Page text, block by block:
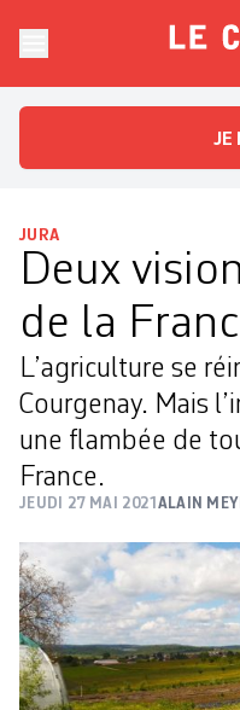
Le
JE
JURA
Deux
de la
L’agriculture se
Courgenay. Mais
une flambée de
France.
JEUDI 27 MAI 2021 ALAIN